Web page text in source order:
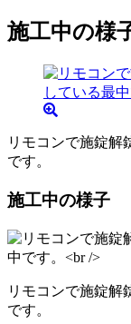
施工中の様
リモコンで施錠解
です。
施工中の様子
リモコンで施錠解
です。